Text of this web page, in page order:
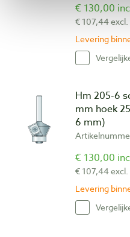
€ 130,00
€ 107,44
Levering
Hm 205-6
mm hoek
6 mm)
€ 130,00
€ 107,44
Levering